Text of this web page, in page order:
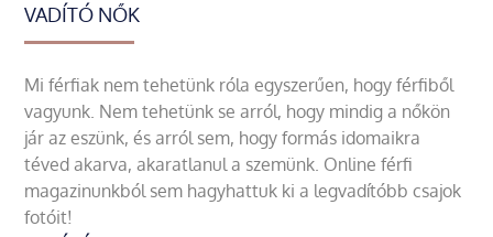
VADÍTÓ NŐK
Mi férfiak nem tehetünk róla egyszerűen, hogy férfiből
vagyunk. Nem tehetünk se arról, hogy mindig a nőkön
jár az eszünk, és arról sem, hogy formás idomaikra
téved akarva, akaratlanul a szemünk. Online férfi
magazinunkból sem hagyhattuk ki a legvadítóbb csajok
fotóit!